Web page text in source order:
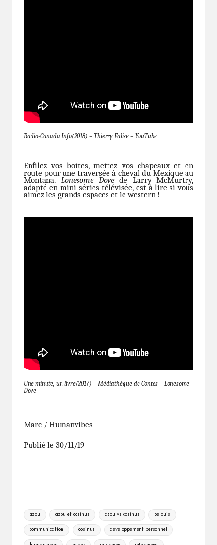
Radio-Canada Info(2018) – Thierry Falise – YouTube
Enfilez vos bottes, mettez vos chapeaux et en
route pour une traversée à cheval du Mexique au
Montana. Lonesome Dovede Larry McMurtry,
adapté en mini-séries télévisée, est à lire si vous
aimez les grands espaces et le western !
Une minute, un livre(2017) – Médiathèque de Contes – Lonesome
Dove
Marc / Humanvibes
Publié le 30/11/19
Tags:
azou azou et cosinus azou vs cosinus belouis
communication cosinus developpement personnel